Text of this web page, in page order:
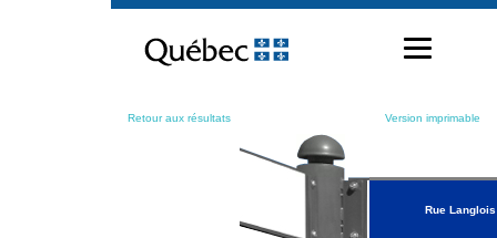
contenu
Retour aux résultats Version imprimable
Rue Langlois